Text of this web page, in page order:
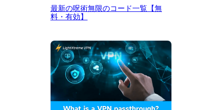
最新の呪術無限のコード一覧【無
料・有効】